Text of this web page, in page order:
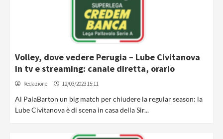
Volley, dove vedere Perugia – Lube Civitanova
in tv e streaming: canale diretta, orario
Redazione 12/03/2023 15:11
Al PalaBarton un big match per chiudere la regular season: la
Lube Civitanova è di scena in casa della Sir...